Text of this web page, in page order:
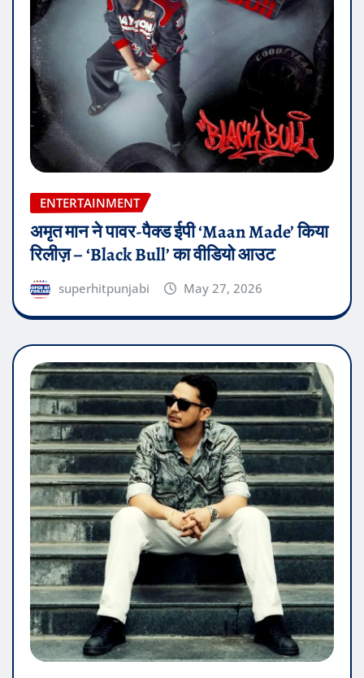
ENTERTAINMENT
अमृत मान ने पावर-पैक्ड ईपी ‘Maan Made’ किया
रिलीज़ – ‘Black Bull’ का वीडियो आउट
superhitpunjabi May 27, 2026